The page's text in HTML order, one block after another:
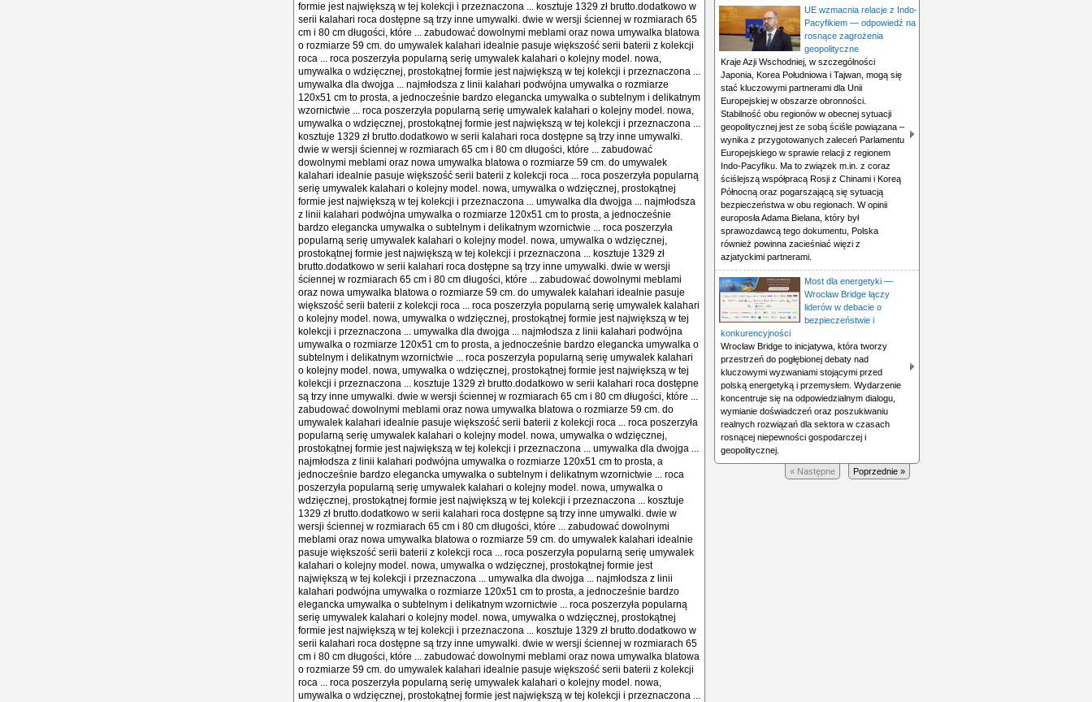
formie jest największą w tej kolekcji i przeznaczona ... kosztuje 1329 zł brutto.dodatkowo w
serii kalahari roca dostępne są trzy inne umywalki. dwie w wersji ściennej w rozmiarach 65
cm i 80 cm długości, które ... zabudować dowolnymi meblami oraz nowa umywalka blatowa
o rozmiarze 59 cm. do umywalek kalahari idealnie pasuje większość serii baterii z kolekcji
roca ... roca poszerzyła popularną serię umywalek kalahari o kolejny model. nowa,
umywalka o wdzięcznej, prostokątnej formie jest największą w tej kolekcji i przeznaczona ...
umywalka dla dwojga ... najmłodsza z linii kalahari podwójna umywalka o rozmiarze
120x51 cm to prosta, a jednocześnie bardzo elegancka umywalka o subtelnym i delikatnym
wzornictwie ... roca poszerzyła popularną serię umywalek kalahari o kolejny model. nowa,
umywalka o wdzięcznej, prostokątnej formie jest największą w tej kolekcji i przeznaczona ...
kosztuje 1329 zł brutto.dodatkowo w serii kalahari roca dostępne są trzy inne umywalki.
dwie w wersji ściennej w rozmiarach 65 cm i 80 cm długości, które ... zabudować
dowolnymi meblami oraz nowa umywalka blatowa o rozmiarze 59 cm. do umywalek
kalahari idealnie pasuje większość serii baterii z kolekcji roca ... roca poszerzyła popularną
serię umywalek kalahari o kolejny model. nowa, umywalka o wdzięcznej, prostokątnej
formie jest największą w tej kolekcji i przeznaczona ... umywalka dla dwojga ... najmłodsza
z linii kalahari podwójna umywalka o rozmiarze 120x51 cm to prosta, a jednocześnie
bardzo elegancka umywalka o subtelnym i delikatnym wzornictwie ... roca poszerzyła
popularną serię umywalek kalahari o kolejny model. nowa, umywalka o wdzięcznej,
prostokątnej formie jest największą w tej kolekcji i przeznaczona ... kosztuje 1329 zł
brutto.dodatkowo w serii kalahari roca dostępne są trzy inne umywalki. dwie w wersji
ściennej w rozmiarach 65 cm i 80 cm długości, które ... zabudować dowolnymi meblami
oraz nowa umywalka blatowa o rozmiarze 59 cm. do umywalek kalahari idealnie pasuje
większość serii baterii z kolekcji roca ... roca poszerzyła popularną serię umywalek kalahari
o kolejny model. nowa, umywalka o wdzięcznej, prostokątnej formie jest największą w tej
kolekcji i przeznaczona ... umywalka dla dwojga ... najmłodsza z linii kalahari podwójna
umywalka o rozmiarze 120x51 cm to prosta, a jednocześnie bardzo elegancka umywalka o
subtelnym i delikatnym wzornictwie ... roca poszerzyła popularną serię umywalek kalahari
o kolejny model. nowa, umywalka o wdzięcznej, prostokątnej formie jest największą w tej
kolekcji i przeznaczona ... kosztuje 1329 zł brutto.dodatkowo w serii kalahari roca dostępne
są trzy inne umywalki. dwie w wersji ściennej w rozmiarach 65 cm i 80 cm długości, które ...
zabudować dowolnymi meblami oraz nowa umywalka blatowa o rozmiarze 59 cm. do
umywalek kalahari idealnie pasuje większość serii baterii z kolekcji roca ... roca poszerzyła
popularną serię umywalek kalahari o kolejny model. nowa, umywalka o wdzięcznej,
prostokątnej formie jest największą w tej kolekcji i przeznaczona ... umywalka dla dwojga ...
najmłodsza z linii kalahari podwójna umywalka o rozmiarze 120x51 cm to prosta, a
jednocześnie bardzo elegancka umywalka o subtelnym i delikatnym wzornictwie ... roca
poszerzyła popularną serię umywalek kalahari o kolejny model. nowa, umywalka o
wdzięcznej, prostokątnej formie jest największą w tej kolekcji i przeznaczona ... kosztuje
1329 zł brutto.dodatkowo w serii kalahari roca dostępne są trzy inne umywalki. dwie w
wersji ściennej w rozmiarach 65 cm i 80 cm długości, które ... zabudować dowolnymi
meblami oraz nowa umywalka blatowa o rozmiarze 59 cm. do umywalek kalahari idealnie
pasuje większość serii baterii z kolekcji roca ... roca poszerzyła popularną serię umywalek
kalahari o kolejny model. nowa, umywalka o wdzięcznej, prostokątnej formie jest
największą w tej kolekcji i przeznaczona ... umywalka dla dwojga ... najmłodsza z linii
kalahari podwójna umywalka o rozmiarze 120x51 cm to prosta, a jednocześnie bardzo
elegancka umywalka o subtelnym i delikatnym wzornictwie ... roca poszerzyła popularną
serię umywalek kalahari o kolejny model. nowa, umywalka o wdzięcznej, prostokątnej
formie jest największą w tej kolekcji i przeznaczona ... kosztuje 1329 zł brutto.dodatkowo w
serii kalahari roca dostępne są trzy inne umywalki. dwie w wersji ściennej w rozmiarach 65
cm i 80 cm długości, które ... zabudować dowolnymi meblami oraz nowa umywalka blatowa
o rozmiarze 59 cm. do umywalek kalahari idealnie pasuje większość serii baterii z kolekcji
roca ... roca poszerzyła popularną serię umywalek kalahari o kolejny model. nowa,
umywalka o wdzięcznej, prostokątnej formie jest największą w tej kolekcji i przeznaczona ...
UE wzmacnia relacje z Indo-
Pacyfikiem — odpowiedź na
rosnące zagrożenia
geopolityczne
Kraje Azji Wschodniej, w szczególności
Japonia, Korea Południowa i Tajwan, mogą się
stać kluczowymi partnerami dla Unii
Europejskiej w obszarze obronności.
Stabilność obu regionów w obecnej sytuacji
geopolitycznej jest ze sobą ściśle powiązana –
wynika z przygotowanych zaleceń Parlamentu
Europejskiego w sprawie relacji z regionem
Indo-Pacyfiku. Ma to związek m.in. z coraz
ściślejszą współpracą Rosji z Chinami i Koreą
Północną oraz pogarszającą się sytuacją
bezpieczeństwa w obu regionach. W opinii
europosła Adama Bielana, który był
sprawozdawcą tego dokumentu, Polska
również powinna zacieśniać więzi z
azjatyckimi partnerami.
Most dla energetyki —
Wrocław Bridge łączy
liderów w debacie o
bezpieczeństwie i
konkurencyjności
Wrocław Bridge to inicjatywa, która tworzy
przestrzeń do pogłębionej debaty nad
kluczowymi wyzwaniami stojącymi przed
polską energetyką i przemysłem. Wydarzenie
koncentruje się na odpowiedzialnym dialogu,
wymianie doświadczeń oraz poszukiwaniu
realnych rozwiązań dla sektora w czasach
rosnącej niepewności gospodarczej i
geopolitycznej.
Poprzednie »
« Następne